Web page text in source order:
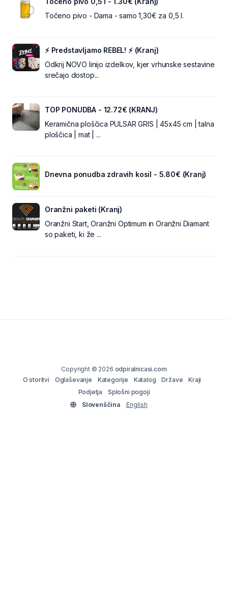
Točeno pivo - Dama - samo 1,30€ za 0,5 l.
⚡ Predstavljamo REBEL! ⚡ (Kranj)
Odkrij NOVO linijo izdelkov, kjer vrhunske sestavine
srečajo dostop...
TOP PONUDBA - 12.72€ (KRANJ)
Keramična ploščica PULSAR GRIS | 45x45 cm | talna
ploščica | mat | ...
Dnevna ponudba zdravih kosil - 5.80€ (Kranj)
Oranžni paketi (Kranj)
Oranžni Start, Oranžni Optimum in Oranžni Diamant
so paketi, ki že ...
Copyright © 2026 odpiralnicasi.com
O storitvi
Oglaševanje Kategorije Katalog Države
Kraji
Podjetja
Splošni pogoji
Slovenščina
English